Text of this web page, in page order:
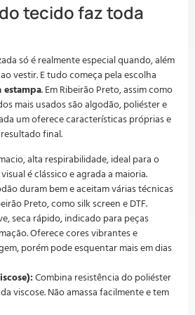
tecido faz toda
só é realmente especial quando, além
vestir. E tudo começa pela escolha
estampa. Em Ribeirão Preto, assim como
mais usados são algodão, poliéster e
um oferece características próprias e
final.
alta respirabilidade, ideal para o
é clássico e agrada a maioria.
duram bem e aceitam várias técnicas
Preto, como silk screen e DTF.
seca rápido, indicado para peças
Oferece cores vibrantes e
porém pode esquentar mais em dias
Combina resistência do poliéster
viscose. Não amassa facilmente e tem